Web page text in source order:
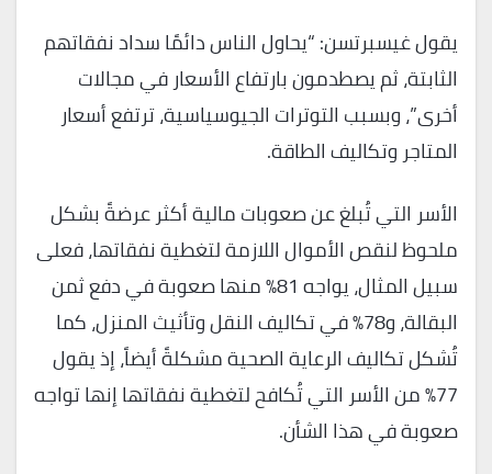
يقول غيسبرتسن: “يحاول الناس دائمًا سداد نفقاتهم
الثابتة، ثم يصطدمون بارتفاع الأسعار في مجالات
أخرى”، وبسبب التوترات الجيوسياسية، ترتفع أسعار
المتاجر وتكاليف الطاقة.
الأسر التي تُبلغ عن صعوبات مالية أكثر عرضةً بشكل
ملحوظ لنقص الأموال اللازمة لتغطية نفقاتها، فعلى
سبيل المثال، يواجه 81% منها صعوبة في دفع ثمن
البقالة، و78% في تكاليف النقل وتأثيث المنزل، كما
تُشكل تكاليف الرعاية الصحية مشكلةً أيضاً، إذ يقول
77% من الأسر التي تُكافح لتغطية نفقاتها إنها تواجه
صعوبة في هذا الشأن.